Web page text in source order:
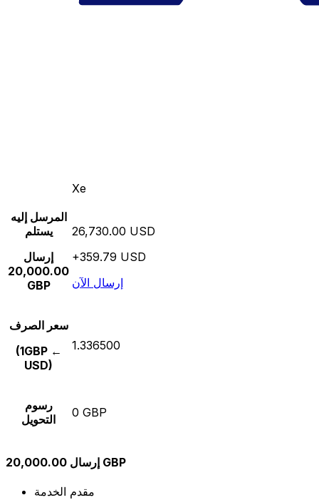
Xe
المرسل إليه
يستلم
إرسال
20,000.00
GBP
26,730.00 USD
+359.79 USD
إرسال الآن
سعر الصرف
(1GBP ←
USD)
1.336500
رسوم
التحويل
0 GBP
إرسال 20,000.00 GBP
مقدم الخدمة